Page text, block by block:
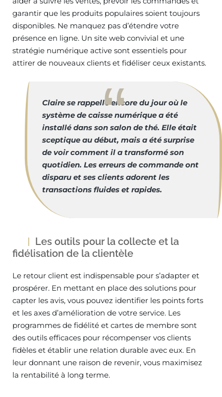
garantir que les produits populaires soient toujours
disponibles. Ne manquez pas d’étendre votre
présence en ligne. Un site web convivial et une
stratégie numérique active sont essentiels pour
attirer de nouveaux clients et fidéliser ceux existants.
Claire se rappelle encore du jour où le
système de caisse numérique a été
installé dans son salon de thé. Elle était
sceptique au début, mais a été surprise
de voir comment il a transformé son
quotidien. Les erreurs de commande ont
disparu et ses clients adorent les
transactions fluides et rapides.
Les outils pour la collecte et la
fidélisation de la clientèle
Le retour client est indispensable pour s’adapter et
prospérer. En mettant en place des solutions pour
capter les avis, vous pouvez identifier les points forts
et les axes d’amélioration de votre service. Les
programmes de fidélité et cartes de membre sont
des outils efficaces pour récompenser vos clients
fidèles et établir une relation durable avec eux. En
leur donnant une raison de revenir, vous maximisez
la rentabilité à long terme.